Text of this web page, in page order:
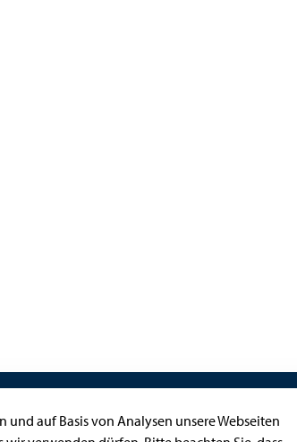
auf Basis von Analysen unsere Webseiten